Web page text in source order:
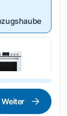
Backofen
Weiter